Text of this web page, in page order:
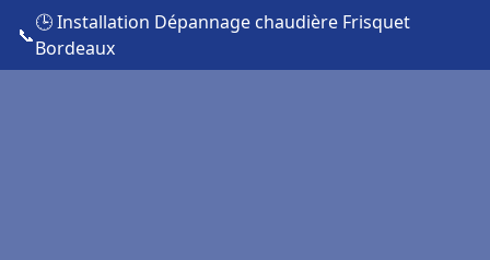
📞
🕒 Installation Dépannage chaudière Frisquet
Bordeaux